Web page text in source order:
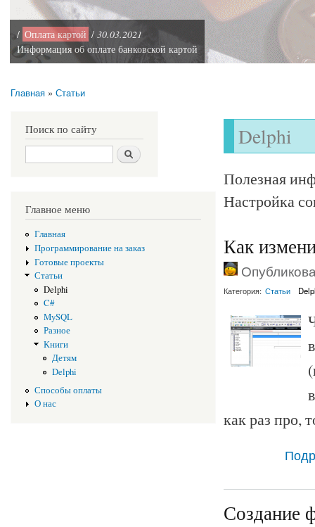
/ Оплата картой / 30.03.2021
Информация об оплате банковской картой
Главная » Статьи
Поиск по сайту
Поиск
Главное меню
Главная
Программирование на заказ
Готовые проекты
Статьи
Delphi
C#
MySQL
Разное
Книги
Детям
Delphi
Способы оплаты
О нас
Delphi
Полезная
Настройка
Как
Категория: Статьи
как раз про,
Создание